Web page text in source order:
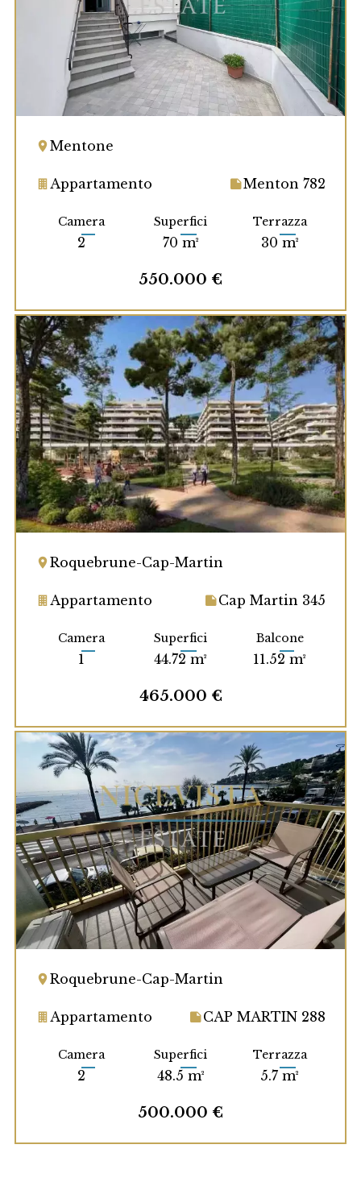
Mentone
Appartamento Menton 782
Camera
2
Superfici
70 m²
Terrazza
30 m²
550.000 €
Roquebrune-Cap-Martin
Appartamento Cap Martin 345
Camera
1
Superfici
44.72 m²
Balcone
11.52 m²
465.000 €
Roquebrune-Cap-Martin
Appartamento CAP MARTIN 288
Camera
2
Superfici
48.5 m²
Terrazza
5.7 m²
500.000 €